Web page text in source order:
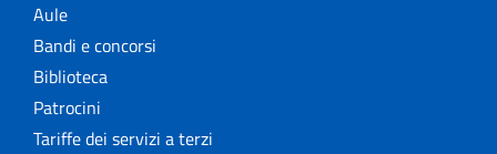
Aule
Bandi e concorsi
Biblioteca
Patrocini
Tariffe dei servizi a terzi